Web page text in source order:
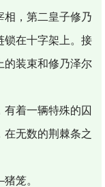
相，第二皇子修乃
锁在十字架上。接
的装束和修乃泽尔
着一辆特殊的囚
在无数的荆棘条之
笼。